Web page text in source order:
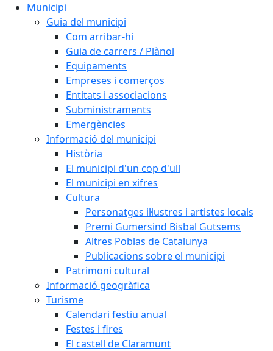
Municipi
Guia del municipi
Com arribar-hi
Guia de carrers / Plànol
Equipaments
Empreses i comerços
Entitats i associacions
Subministraments
Emergències
Informació del municipi
Història
El municipi d'un cop d'ull
El municipi en xifres
Cultura
Personatges il·lustres i artistes locals
Premi Gumersind Bisbal Gutsems
Altres Poblas de Catalunya
Publicacions sobre el municipi
Patrimoni cultural
Informació geogràfica
Turisme
Calendari festiu anual
Festes i fires
El castell de Claramunt